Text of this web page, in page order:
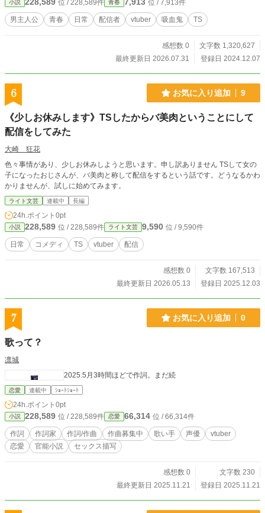
小説 位 / 228,589件 青春 位 / 7,913件
男主人公 青春 日常 配信者 vtuber 吸血鬼 TS
感想数 0
文字数 1,320,627
最終更新日 2026.07.31
登録日 2024.12.07
6 お気に入り追加 9
《少しお休みします》TSしたからバ美肉ということにして
配信をしてみた
大崎 狂花
色々事情があり、少しお休みしようと思います。申し訳ありません TSして女の
子になったおじさんが、バ美肉と称して配信をするという話です。どうなるかわ
かりませんが、試しに始めてみます。
ライト文芸 連載中 長編
24h.ポイント 0pt
小説 228,589 位 / 228,589件 ライト文芸 9,590 位 / 9,590件
日常 コメディ TS vtuber 配信
感想数 0
文字数 167,513
最終更新日 2026.05.13
登録日 2025.12.03
7 お気に入り追加 0
歌って？
凛城
2025.5月3時間ほどで作詞。まだ続
恋愛 連載中 ｼｮｰﾄｼｮｰﾄ
24h.ポイント 0pt
小説 228,589 位 / 228,589件 恋愛 66,314 位 / 66,314件
作詞 作詞家 作詞/作曲 作曲募集中 歌い手 声優
vtuber
恋愛
官能小説 セックス描写
感想数 0
文字数 230
最終更新日 2025.11.21
登録日 2025.11.21